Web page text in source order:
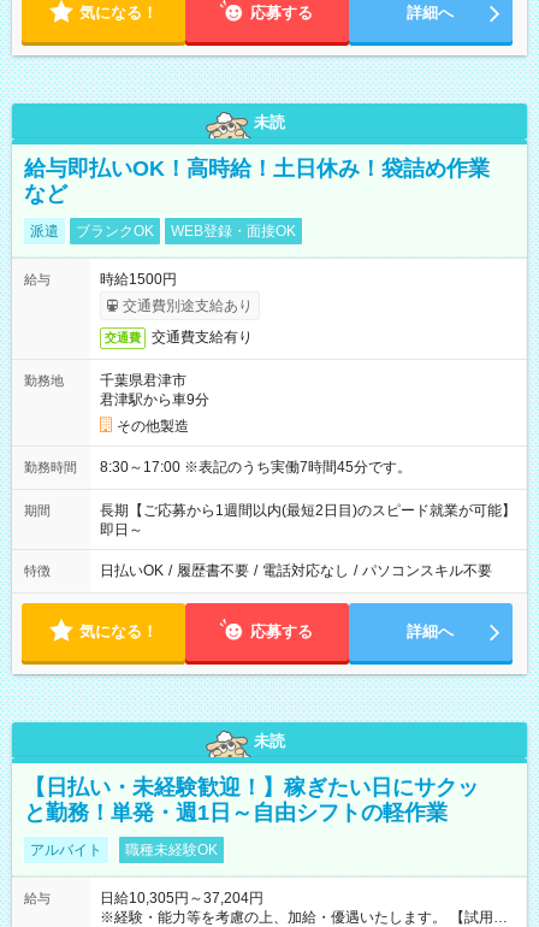
気になる！ 応募する 詳細へ
未読
給与即払いOK！高時給！土日休み！袋詰め作業
など
派遣 ブランクOK WEB登録・面接OK
給与
時給1500円
交通費別途支給あり
交通費 交通費支給有り
勤務地
千葉県君津市
君津駅から車9分
その他製造
勤務時間 8:30～17:00 ※表記のうち実働7時間45分です。
期間
長期【ご応募から1週間以内(最短2日目)のスピード就業が可能】
即日～
特徴 日払いOK / 履歴書不要 / 電話対応なし / パソコンスキル不要
気になる！ 応募する 詳細へ
未読
【日払い・未経験歓迎！】稼ぎたい日にサクッ
と勤務！単発・週1日～自由シフトの軽作業
アルバイト 職種未経験OK
給与
日給10,305円～37,204円
※経験・能力等を考慮の上、加給・優遇いたします。 【試用期